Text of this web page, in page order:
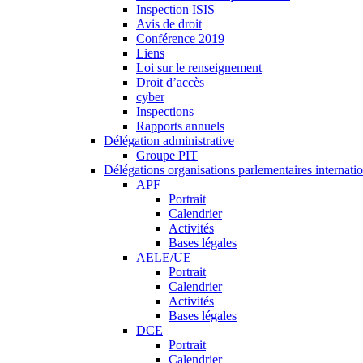
Inspection ISIS
Avis de droit
Conférence 2019
Liens
Loi sur le renseignement
Droit d’accès
cyber
Inspections
Rapports annuels
Délégation administrative
Groupe PIT
Délégations organisations parlementaires
APF
Portrait
Calendrier
Activités
Bases légales
AELE/UE
Portrait
Calendrier
Activités
Bases légales
DCE
Portrait
Calendrier